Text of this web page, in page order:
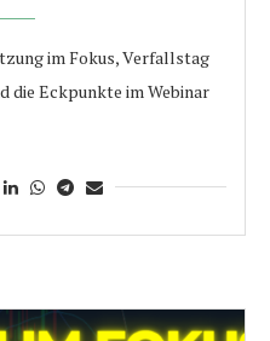
im Fokus, Verfallstag
die Eckpunkte im Webinar